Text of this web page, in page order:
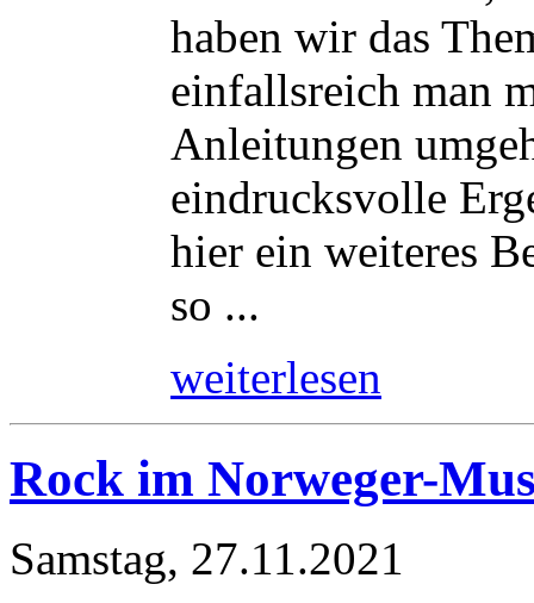
haben wir das
einfallsreich man
Anleitungen
eindrucksvolle
hier ein weiteres
so ...
weiterlesen
Rock im Norweger-
Samstag, 27.11.2021